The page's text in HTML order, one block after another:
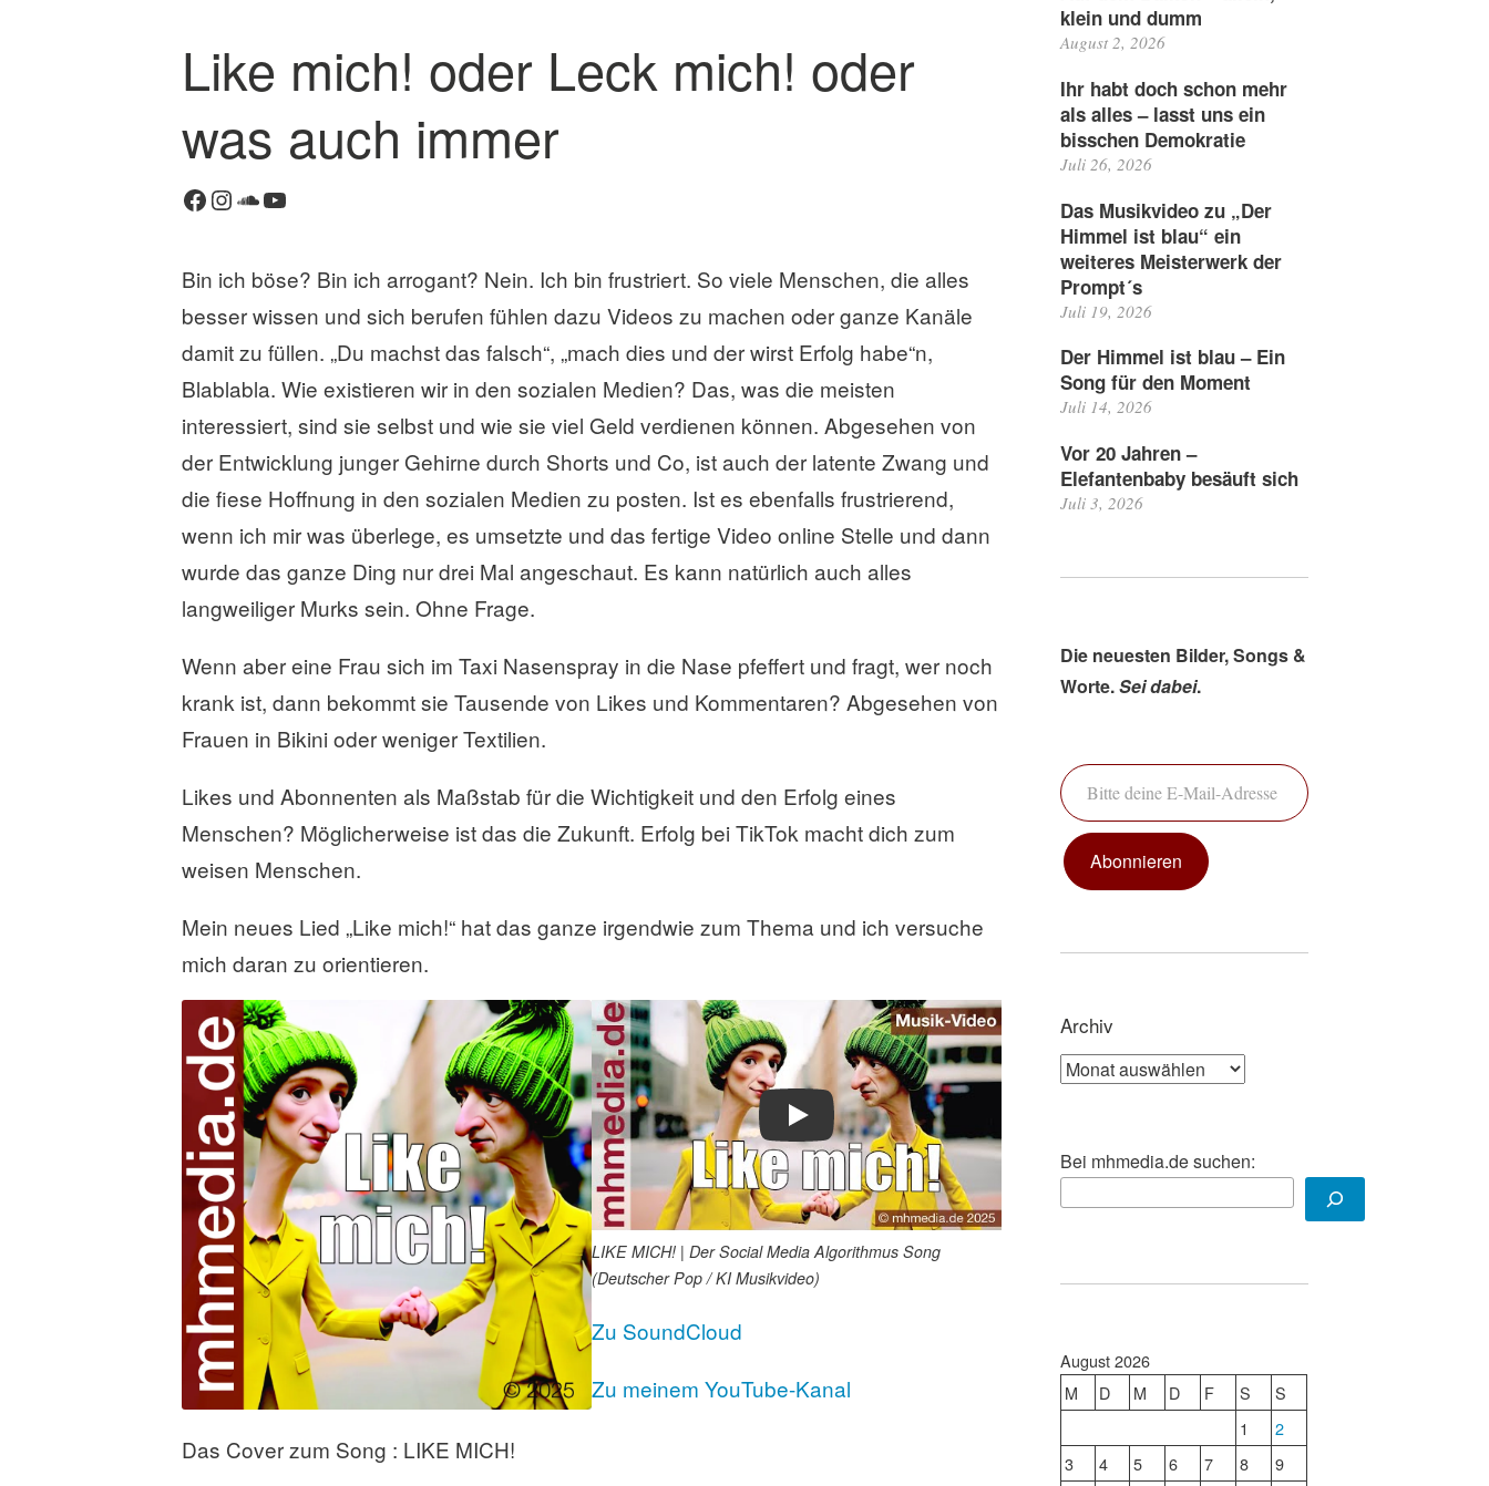
Like mich! oder Leck mich! oder
was auch immer
Facebook
Instagram
SoundCloud
YouTube
Bin ich böse? Bin ich arrogant? Nein. Ich bin frustriert. So viele Menschen, die alles
besser wissen und sich berufen fühlen dazu Videos zu machen oder ganze Kanäle
damit zu füllen. „Du machst das falsch“, „mach dies und der wirst Erfolg habe“n,
Blablabla. Wie existieren wir in den sozialen Medien? Das, was die meisten
interessiert, sind sie selbst und wie sie viel Geld verdienen können. Abgesehen von
der Entwicklung junger Gehirne durch Shorts und Co, ist auch der latente Zwang und
die fiese Hoffnung in den sozialen Medien zu posten. Ist es ebenfalls frustrierend,
wenn ich mir was überlege, es umsetzte und das fertige Video online Stelle und dann
wurde das ganze Ding nur drei Mal angeschaut. Es kann natürlich auch alles
langweiliger Murks sein. Ohne Frage.
Wenn aber eine Frau sich im Taxi Nasenspray in die Nase pfeffert und fragt, wer noch
krank ist, dann bekommt sie Tausende von Likes und Kommentaren? Abgesehen von
Frauen in Bikini oder weniger Textilien.
Likes und Abonnenten als Maßstab für die Wichtigkeit und den Erfolg eines
Menschen? Möglicherweise ist das die Zukunft. Erfolg bei TikTok macht dich zum
weisen Menschen.
Mein neues Lied „Like mich!“ hat das ganze irgendwie zum Thema und ich versuche
mich daran zu orientieren.
Das Cover zum Song : LIKE MICH!
Play
LIKE MICH! | Der Social Media Algorithmus Song
(Deutscher Pop / KI Musikvideo)
Zu SoundCloud
Zu meinem YouTube-Kanal
K
m
m
r
h
t
e
l
a
s
e
n
klein und dumm
August 2, 2026
Ihr habt doch schon mehr
als alles – lasst uns ein
bisschen Demokratie
Juli 26, 2026
Das Musikvideo zu „Der
Himmel ist blau“ ein
weiteres Meisterwerk der
Prompt´s
Juli 19, 2026
Der Himmel ist blau – Ein
Song für den Moment
Juli 14, 2026
Vor 20 Jahren –
Elefantenbaby besäuft sich
Juli 3, 2026
Die neuesten Bilder, Songs &
Worte.Sei dabei.
Bitte deine E-Mail-Adresse ein ...
Abonnieren
Archiv
Archiv
Bei mhmedia.de suchen:
August 2026
M
D M D F S
S
1
2
3
4 5 6 7 8
9